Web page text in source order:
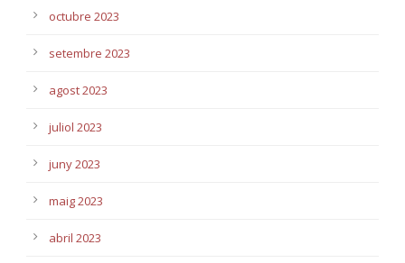
octubre 2023
setembre 2023
agost 2023
juliol 2023
juny 2023
maig 2023
abril 2023